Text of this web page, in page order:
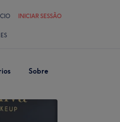
INICIAR SESSÃO
Sobre